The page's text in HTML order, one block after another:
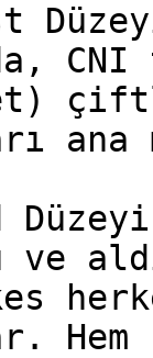
ana
ve